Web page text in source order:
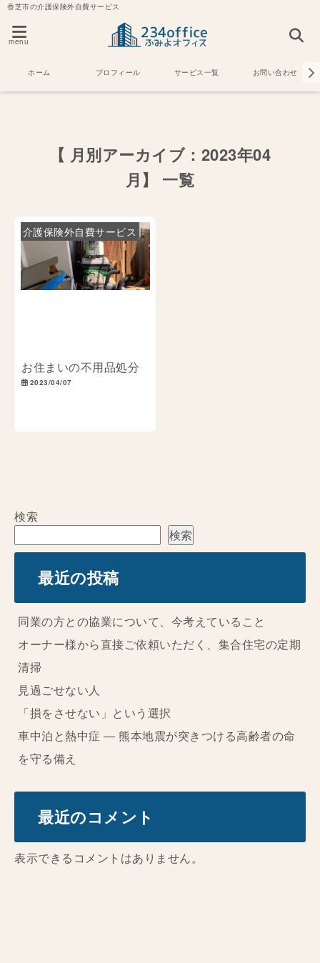
香芝市の介護保険外自費サービス
menu
ホーム プロフィール サービス一覧 お問い合わせ
【 月別アーカイブ：2023年04
月】 一覧
介護保険外自費サービス
お住まいの不用品処分
2023/04/07
検索
検索
最近の投稿
同業の方との協業について、今考えていること
オーナー様から直接ご依頼いただく、集合住宅の定期
清掃
見過ごせない人
「損をさせない」という選択
車中泊と熱中症 ― 熊本地震が突きつける高齢者の命
を守る備え
最近のコメント
表示できるコメントはありません。